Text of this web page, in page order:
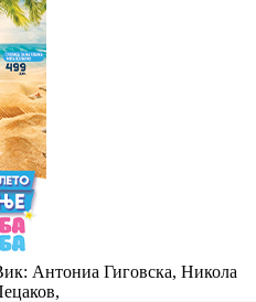
Антониа Гиговска, Никола